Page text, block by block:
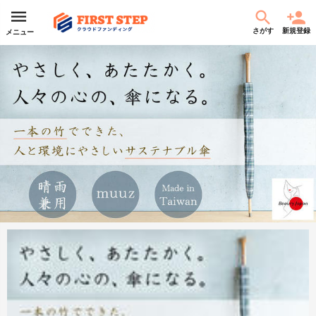
メニュー さがす 新規登録